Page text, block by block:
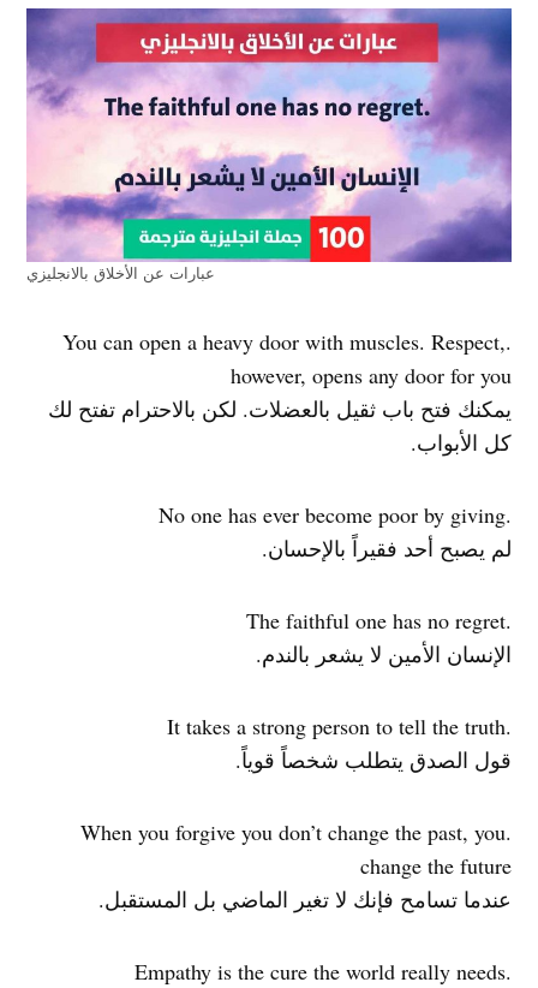
عبارات عن الأخلاق بالانجليزي
.You can open a heavy door with muscles. Respect,
however, opens any door for you
يمكنك فتح باب ثقيل بالعضلات. لكن بالاحترام تفتح لك
كل الأبواب.
.No one has ever become poor by giving
لم يصبح أحد فقيراً بالإحسان.
.The faithful one has no regret
الإنسان الأمين لا يشعر بالندم.
.It takes a strong person to tell the truth
قول الصدق يتطلب شخصاً قوياً.
.When you forgive you don’t change the past, you
change the future
عندما تسامح فإنك لا تغير الماضي بل المستقبل.
.Empathy is the cure the world really needs